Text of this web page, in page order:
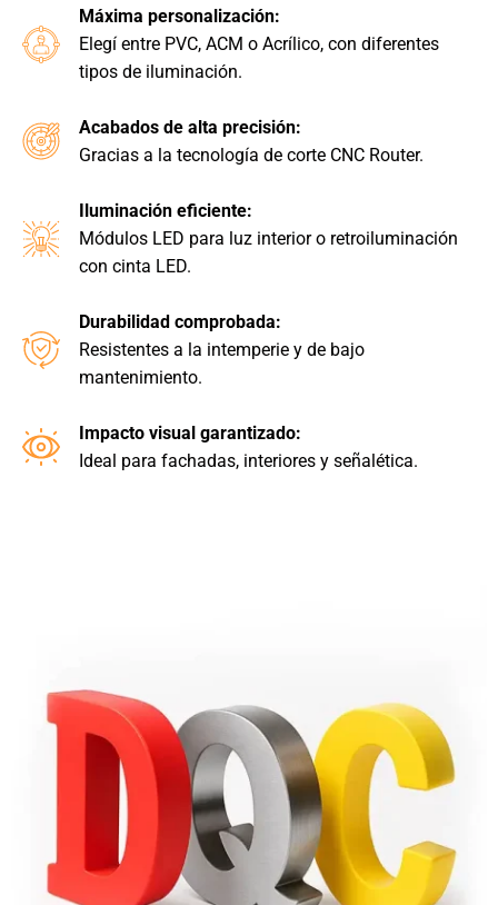
Máxima personalización:
Elegí entre PVC, ACM o Acrílico, con diferentes
tipos de iluminación.
Acabados de alta precisión:
Gracias a la tecnología de corte CNC Router.
Iluminación eficiente:
Módulos LED para luz interior o retroiluminación
con cinta LED.
Durabilidad comprobada:
Resistentes a la intemperie y de bajo
mantenimiento.
Impacto visual garantizado:
Ideal para fachadas, interiores y señalética.